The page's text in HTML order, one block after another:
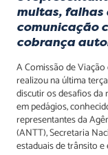
multas,
comunicação
cobrança
A Comissão de
realizou na última
discutir os desafios da
em pedágios,
representantes da
(ANTT), Secretaria
estaduais de trânsito